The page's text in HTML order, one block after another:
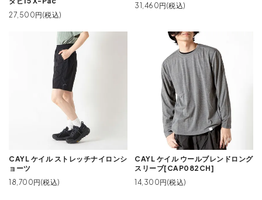
27,500円(税込)
31,460円(税込)
CAYL ケイル ストレッチナイロンシ
ョーツ
18,700円(税込)
CAYL ケイル ウールブレンドロング
スリーブ[CAP082CH]
14,300円(税込)